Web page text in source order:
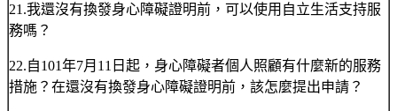
21.我還沒有換發身心障礙證明前，可以使用自立生活支持服
務嗎？
22.自101年7月11日起，身心障礙者個人照顧有什麼新的服務
措施？在還沒有換發身心障礙證明前，該怎麼提出申請？